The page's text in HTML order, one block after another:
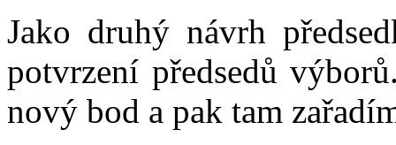
Jako druhý návrh
potvrzení předsedů
nový bod a pak tam